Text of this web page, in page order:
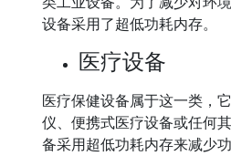
设备采用了超低功耗内存。
医疗设备
医疗保健设备属于这一类，
仪、便携式医疗设备或任何
备采用超低功耗内存来减少